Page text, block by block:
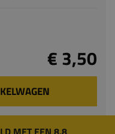
MET EEN 8.8